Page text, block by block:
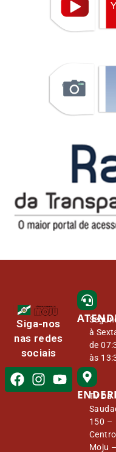
Siga-nos
nas redes
sociais
à
de
às
Tv Da
150 –
Moju